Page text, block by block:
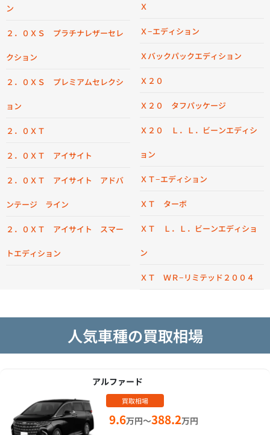
ン
２．０ＸＳ プラチナレザーセレ
クション
２．０ＸＳ プレミアムセレクシ
ョン
２．０ＸＴ
２．０ＸＴ アイサイト
２．０ＸＴ アイサイト アドバ
ンテージ ライン
２．０ＸＴ アイサイト スマー
トエディション
Ｘ
Ｘ−エディション
Ｘバックパックエディション
Ｘ２０
Ｘ２０ タフパッケージ
Ｘ２０ Ｌ．Ｌ．ビーンエディシ
ョン
ＸＴ−エディション
ＸＴ ターボ
ＸＴ Ｌ．Ｌ．ビーンエディショ
ン
ＸＴ ＷＲ−リミテッド２００４
人気車種の買取相場
アルファード
買取相場
9.6万円～388.2万円